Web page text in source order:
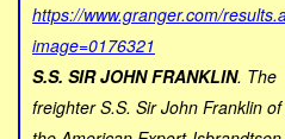
https://www.granger.com/
image=0176321
S.S. SIR JOHN FRANKLIN. The
freighter S.S. Sir John Franklin of